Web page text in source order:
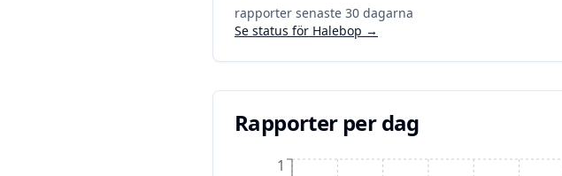
rapporter senaste 30 dagarna
Se status för Halebop →
Rapporter per dag
1